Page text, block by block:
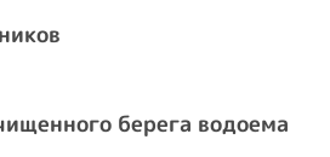
берега водоема